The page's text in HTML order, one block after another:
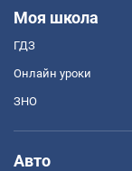
Моя школа
ГДЗ
Онлайн уроки
ЗНО
Авто